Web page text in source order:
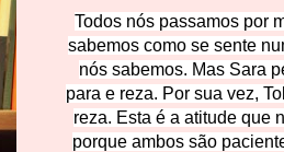
Todos nós passamos por
sabemos como se sente
nós sabemos. Mas Sara
para e reza. Por sua vez,
reza. Esta é a atitude que
porque ambos são